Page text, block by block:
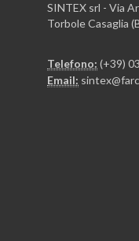
SINTEX srl - Via
Torbole Casaglia
Telefono: (+39)
Email: